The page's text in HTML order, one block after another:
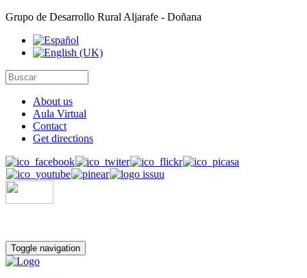
Grupo de Desarrollo Rural Aljarafe - Doñana
About us
Aula Virtual
Contact
Get directions
Toggle navigation